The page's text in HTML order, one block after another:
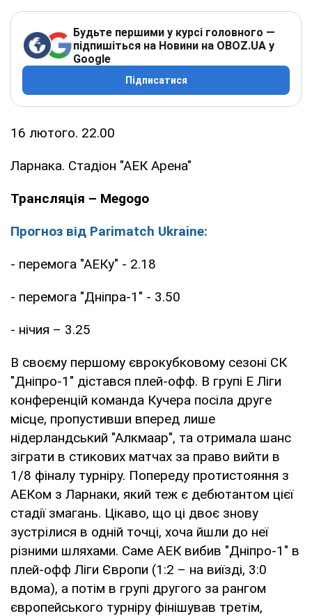
Будьте першими у курсі головного —
підпишіться на Новини на OBOZ.UA у
Google
Підписатися
16 лютого. 22.00
Ларнака. Стадіон "АЕК Арена"
Трансляція – Megogo
Прогноз від Parimatch Ukraine:
- перемога "АЕКу" - 2.18
- перемога "Дніпра-1" - 3.50
- нічия – 3.25
В своєму першому єврокубковому сезоні СК
"Дніпро-1" дістався плей-офф. В групі Е Ліги
конференцій команда Кучера посіла друге
місце, пропустивши вперед лише
нідерландський "Алкмаар", та отримала шанс
зіграти в стикових матчах за право вийти в
1/8 фіналу турніру. Попереду протистояння з
АЕКом з Ларнаки, який теж є дебютантом цієї
стадії змагань. Цікаво, що ці двоє знову
зустрілися в одній точці, хоча йшли до неї
різними шляхами. Саме АЕК вибив "Дніпро-1" в
плей-офф Ліги Європи (1:2 – на виїзді, 3:0
вдома), а потім в групі другого за рангом
європейського турніру фінішував третім,